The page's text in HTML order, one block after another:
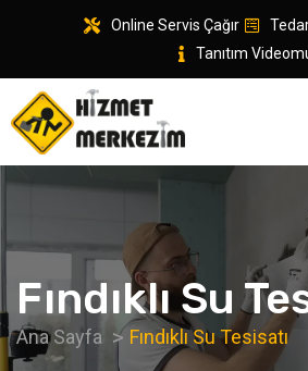
Online Servis Çağır
Tanıtım
Fındıklı Su
Ana Sayfa Fındıklı Su Tesisatı